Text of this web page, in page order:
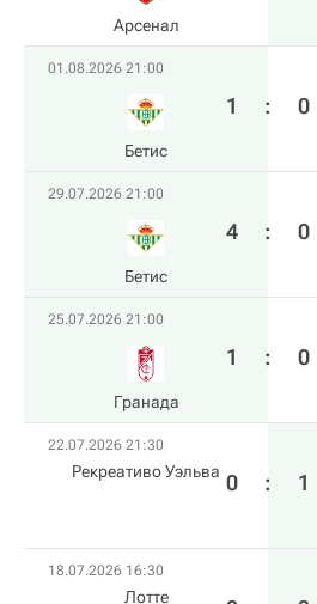
Арсенал
01.08.2026 21:00
Бетис
1 : 0
29.07.2026 21:00
Бетис
4 : 0
25.07.2026 21:00
Гранада
1 : 0
22.07.2026 21:30
Рекреативо Уэльва 0 : 1
18.07.2026 16:30
Лотте